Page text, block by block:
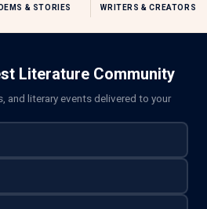
& STORIES WRITERS & CREATORS
Literature Community
and literary events delivered to your